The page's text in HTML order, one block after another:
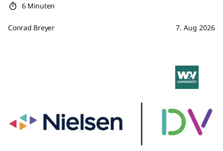
6 Minuten
Conrad Breyer 7. Aug 2026